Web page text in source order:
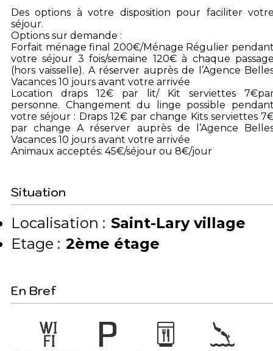
Des options à votre disposition pour faciliter
séjour.
Options sur demande :
Forfait ménage final 200€/Ménage Régulier
votre séjour 3 fois/semaine 120€ à chaque
(hors vaisselle). A réserver auprès de l’Agence
Vacances 10 jours avant votre arrivée
Location draps 12€ par lit/ Kit serviettes
personne. Changement du linge possible
votre séjour : Draps 12€ par change Kits serviettes
par change A réserver auprès de l’Agence
Vacances 10 jours avant votre arrivée
Animaux acceptés: 45€/séjour ou 8€/jour
Situation
Localisation : Saint-Lary village
Etage : 2ème étage
En Bref